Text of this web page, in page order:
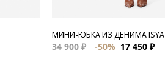
МИНИ-ЮБКА ИЗ ДЕНИМА ISYA
34 900 ₽
-50% 17 450 ₽